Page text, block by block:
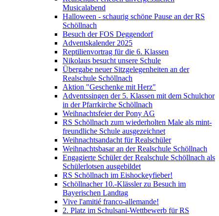
Musicalabend
Halloween - schaurig schöne Pause an der RS
Schöllnach
Besuch der FOS Deggendorf
Adventskalender 2025
Reptilienvortrag für die 6. Klassen
Nikolaus besucht unsere Schule
Übergabe neuer Sitzgelegenheiten an der
Realschule Schöllnach
Aktion "Geschenke mit Herz"
Adventssingen der 5. Klassen mit dem Schulchor
in der Pfarrkirche Schöllnach
Weihnachtsfeier der Pony AG
RS Schöllnach zum wiederholten Male als mint-
freundliche Schule ausgezeichnet
Weihnachtsandacht für Realschüler
Weihnachtsbasar an der Realschule Schöllnach
Engagierte Schüler der Realschule Schöllnach als
Schülerlotsen ausgebildet
RS Schöllnach im Eishockeyfieber!
Schöllnacher 10.-Klässler zu Besuch im
Bayerischen Landtag
Vive l'amitié franco-allemande!
2. Platz im Schulsani-Wettbewerb für RS